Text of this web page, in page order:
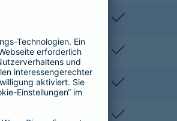
enthalten
enthalten
enthalten
enthalten